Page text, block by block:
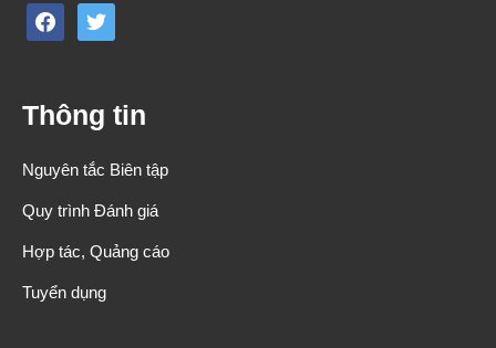
facebooktwitter
Thông tin
Nguyên tắc Biên tập
Quy trình Đánh giá
Hợp tác, Quảng cáo
Tuyển dụng